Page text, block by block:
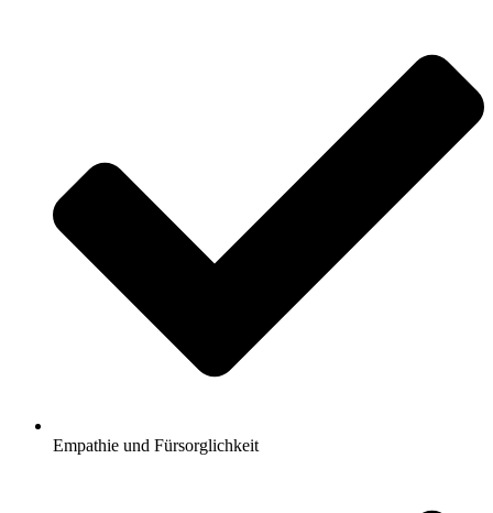
Empathie und Fürsorglichkeit